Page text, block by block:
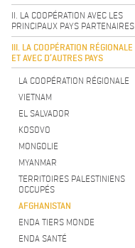
II. LA COOPÉRATION AVEC LES
PRINCIPAUX PAYS PARTENAIRES
III. LA COOPÉRATION RÉGIONALE
ET AVEC D’AUTRES PAYS
LA COOPÉRATION RÉGIONALE
VIETNAM
EL SALVADOR
KOSOVO
MONGOLIE
MYANMAR
TERRITOIRES PALESTINIENS
OCCUPÉS
AFGHANISTAN
ENDA TIERS MONDE
ENDA SANTÉ